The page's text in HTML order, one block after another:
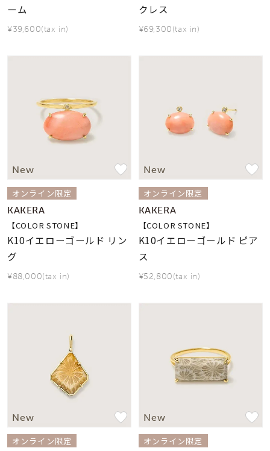
価格
ーム
¥39,600(tax in)
クレス
¥69,300(tax in)
New
オンライン限定
KAKERA
【COLOR STONE】
K10イエローゴールド リン
グ
¥88,000(tax in)
New
オンライン限定
KAKERA
【COLOR STONE】
K10イエローゴールド ピア
ス
¥52,800(tax in)
New
オンライン限定
New
オンライン限定